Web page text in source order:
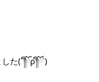
した(´༎ຶོρ༎ຶོ`)